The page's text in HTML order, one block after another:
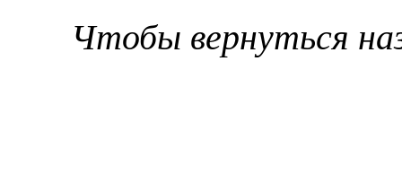
Чтобы вернуться